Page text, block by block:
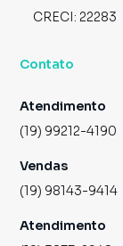
CRECI: 22283
Contato
Atendimento
(19) 99212-4190
Vendas
(19) 98143-9414
Atendimento